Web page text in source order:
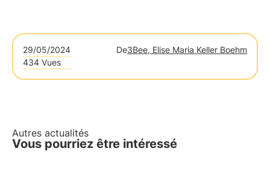
29/05/2024 De3Bee, Elise Maria Keller Boehm
434 Vues
Autres actualités
Vous pourriez être intéressé